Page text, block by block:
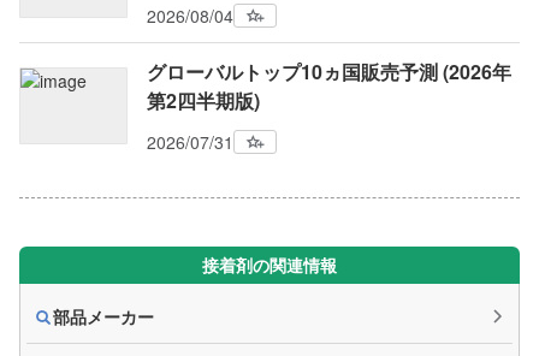
2026/08/04
グローバルトップ10ヵ国販売予測 (2026年
第2四半期版)
2026/07/31
接着剤の関連情報
部品メーカー